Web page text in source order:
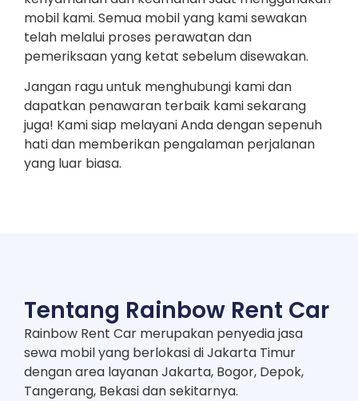
mobil kami. Semua mobil yang kami sewakan
telah melalui proses perawatan dan
pemeriksaan yang ketat sebelum disewakan.
Jangan ragu untuk menghubungi kami dan
dapatkan penawaran terbaik kami sekarang
juga! Kami siap melayani Anda dengan sepenuh
hati dan memberikan pengalaman perjalanan
yang luar biasa.
Tentang Rainbow Rent Car
Rainbow Rent Car merupakan penyedia jasa
sewa mobil yang berlokasi di Jakarta Timur
dengan area layanan Jakarta, Bogor, Depok,
Tangerang, Bekasi dan sekitarnya.